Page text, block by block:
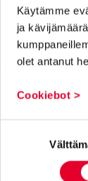
Käytämme
ja
olet antanut
Cookiebot >